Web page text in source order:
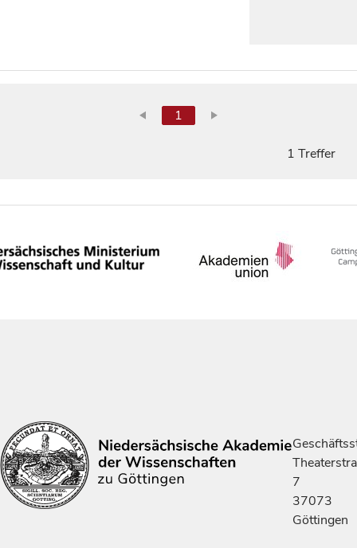
1
1 Treffer
7
37073
Göttingen